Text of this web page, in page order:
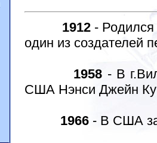
1912- Родился
один из создателей
1958 - В
США Нэнси Джейн
1966- В США